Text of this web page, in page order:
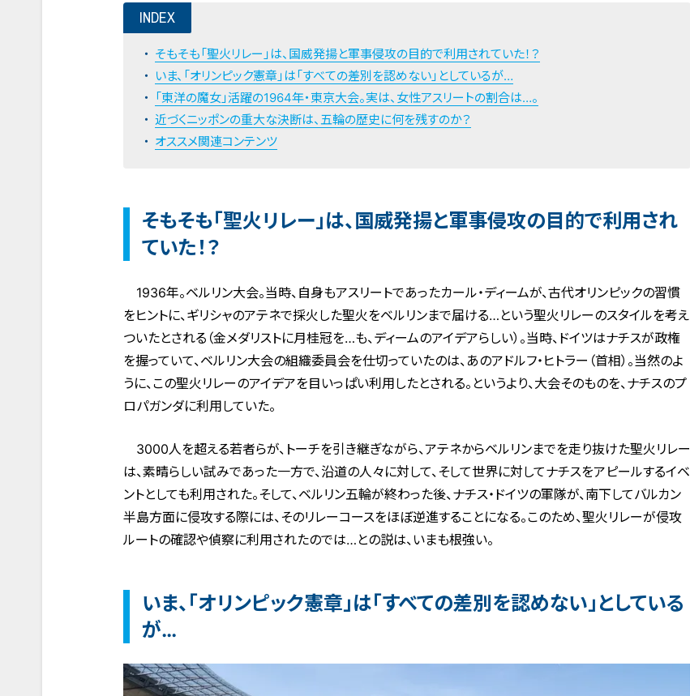
INDEX
そもそも「聖火リレー」は、国威発揚と軍事侵攻の目的で利用されていた！？
いま、「オリンピック憲章」は「すべての差別を認めない」としているが…
「東洋の魔女」活躍の1964年・東京大会。実は、女性アスリートの割合は…。
近づくニッポンの重大な決断は、五輪の歴史に何を残すのか？
オススメ関連コンテンツ
そもそも「聖火リレー」は、国威発揚と軍事侵攻の目的で利用され
ていた！？
1936年。ベルリン大会。当時、自身もアスリートであったカール・ディームが、古代オリンピックの習慣
をヒントに、ギリシャのアテネで採火した聖火をベルリンまで届ける…という聖火リレーのスタイルを考え
ついたとされる（金メダリストに月桂冠を…も、ディームのアイデアらしい）。当時、ドイツはナチスが政権
を握っていて、ベルリン大会の組織委員会を仕切っていたのは、あのアドルフ・ヒトラー（首相）。当然のよ
うに、この聖火リレーのアイデアを目いっぱい利用したとされる。というより、大会そのものを、ナチスのプ
ロパガンダに利用していた。
3000人を超える若者らが、トーチを引き継ぎながら、アテネからベルリンまでを走り抜けた聖火リレー
は、素晴らしい試みであった一方で、沿道の人々に対して、そして世界に対してナチスをアピールするイベ
ントとしても利用された。そして、ベルリン五輪が終わった後、ナチス・ドイツの軍隊が、南下してバルカン
半島方面に侵攻する際には、そのリレーコースをほぼ逆進することになる。このため、聖火リレーが侵攻
ルートの確認や偵察に利用されたのでは…との説は、いまも根強い。
いま、「オリンピック憲章」は「すべての差別を認めない」としている
が…